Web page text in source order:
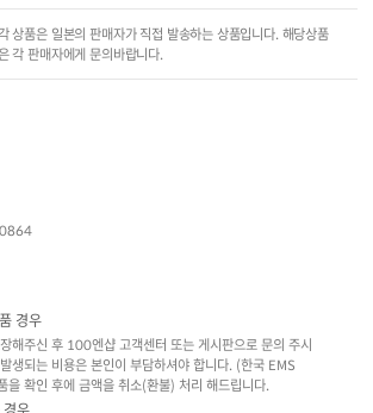
각 상품은 일본의 판매자가 직접 발송하는 상품입니다. 해당상품
각 판매자에게 문의바랍니다.
경우
해주신 후 100엔샵 고객센터 또는 게시판으로 문의 주시
생되는 비용은 본인이 부담하셔야 합니다. (한국 EMS
확인 후에 금액을 취소(환불) 처리 해드립니다.